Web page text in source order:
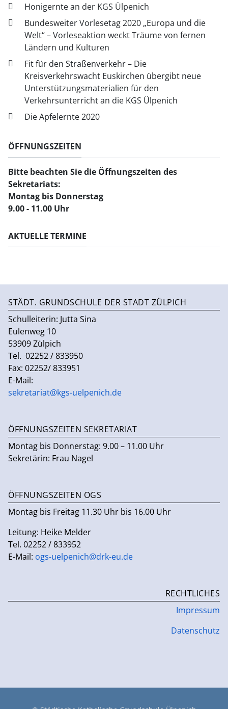
Honigernte an der KGS Ülpenich
Bundesweiter Vorlesetag 2020 „Europa und die
Welt“ – Vorleseaktion weckt Träume von fernen
Ländern und Kulturen
Fit für den Straßenverkehr – Die
Kreisverkehrswacht Euskirchen übergibt neue
Unterstützungsmaterialien für den
Verkehrsunterricht an die KGS Ülpenich
Die Apfelernte 2020
ÖFFNUNGSZEITEN
Bitte beachten Siedie Öffnungszeiten des
Sekretariats:
Montag bis Donnerstag
9.00 - 11.00 Uhr
AKTUELLE TERMINE
STÄDT. GRUNDSCHULE DER STADT ZÜLPICH
Schulleiterin: Jutta Sina
Eulenweg 10
53909 Zülpich
Tel. 02252 / 833950
Fax: 02252/ 833951
E-Mail:
sekretariat@kgs-uelpenich.de
ÖFFNUNGSZEITEN SEKRETARIAT
Montag bis Donnerstag: 9.00 – 11.00 Uhr
Sekretärin: Frau Nagel
ÖFFNUNGSZEITEN OGS
Montag bis Freitag 11.30 Uhr bis 16.00 Uhr
Leitung: Heike Melder
Tel. 02252 / 833952
E-Mail: ogs-uelpenich@drk-eu.de
RECHTLICHES
Impressum
Datenschutz